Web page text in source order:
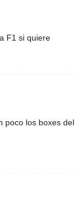
F1 si quiere
poco los boxes del